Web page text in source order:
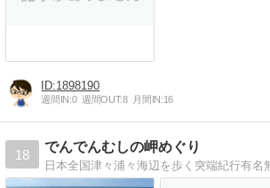
1898190
週間IN:0 週間OUT:8 月間IN:16
18
でんでんむしの岬めぐり